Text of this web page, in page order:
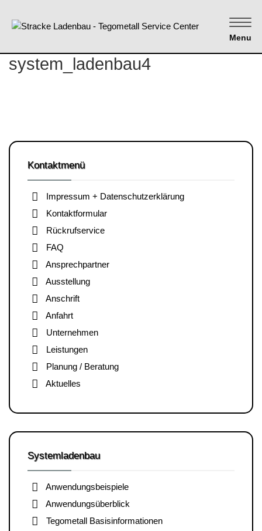
Menu
system_ladenbau4
Kontaktmenü
Impressum + Datenschutzerklärung
Kontaktformular
Rückrufservice
FAQ
Ansprechpartner
Ausstellung
Anschrift
Anfahrt
Unternehmen
Leistungen
Planung / Beratung
Aktuelles
Systemladenbau
Anwendungsbeispiele
Anwendungsüberblick
Tegometall Basisinformationen